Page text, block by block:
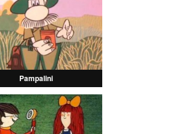
Pampalini